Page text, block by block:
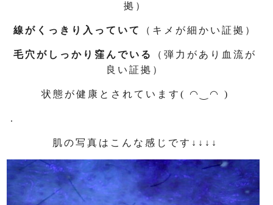
拠）
線がくっきり入っていて （キメが細かい証拠）
毛穴がしっかり窪んでいる
（弾力があり血流が
良い証拠）
状態が健康とされています( ◠‿◠ )
.
肌の写真はこんな感じです↓↓↓↓